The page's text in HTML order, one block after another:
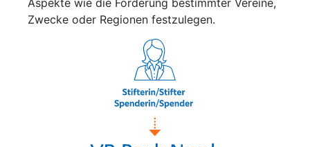
Zwecke oder Regionen festzulegen.